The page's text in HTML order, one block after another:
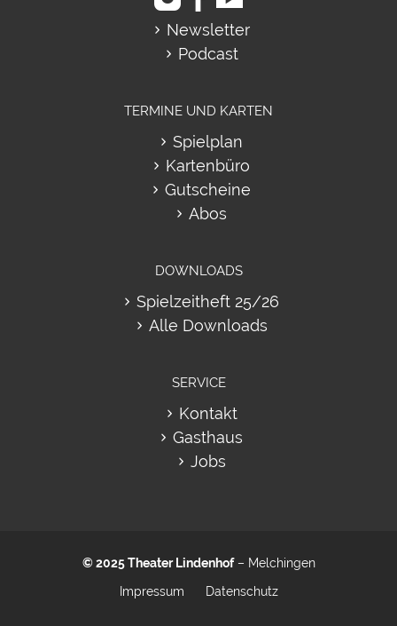
Newsletter
Podcast
TERMINE UND KARTEN
Spielplan
Kartenbüro
Gutscheine
Abos
DOWNLOADS
Spielzeitheft 25/26
Alle Downloads
SERVICE
Kontakt
Gasthaus
Jobs
© 2025Theater Lindenhof– Melchingen
Impressum
Datenschutz